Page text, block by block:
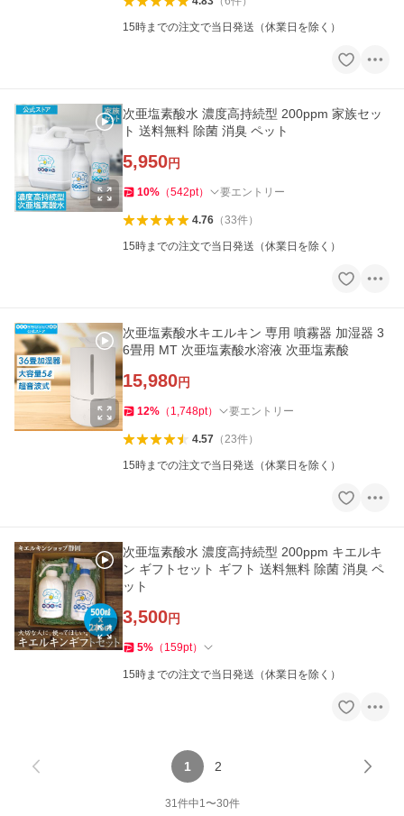
15時までの注文で当日発送（休業日を除く）
次亜塩素酸水 濃度高持続型 200ppm 家族セッ
ト 送料無料 除菌 消臭 ペット
5,950円
10% （542pt） 要エントリー
4.76（33件）
15時までの注文で当日発送（休業日を除く）
次亜塩素酸水キエルキン 専用 噴霧器 加湿器 3
6畳用 MT 次亜塩素酸水溶液 次亜塩素酸
15,980円
12% （ 1,748pt） 要エントリー
4.57（23件）
15時までの注文で当日発送（休業日を除く）
次亜塩素酸水 濃度高持続型 200ppm キエルキ
ン ギフトセット ギフト 送料無料 除菌 消臭 ペ
ット
3,500円
5% （ 159pt）
15時までの注文で当日発送（休業日を除く）
1 2
31件中1〜30件